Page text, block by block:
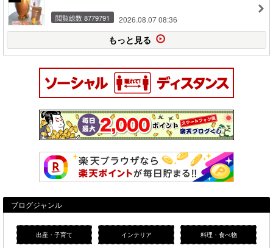
閲覧総数 8779791 2026.08.07 08:36
もっと見る
ブログジャンル
出産・子育て インテリア 料理・食べ物